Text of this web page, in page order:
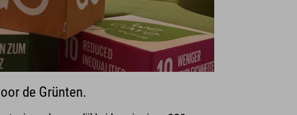
de Grünten.